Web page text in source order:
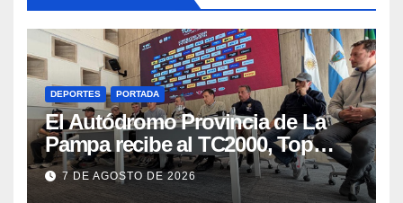
DEPORTES PORTADA
El Autódromo Provincia de La
Pampa recibe al TC2000, Top
Race y Fórmula Nacional este fin
de semana
7 DE AGOSTO DE 2026